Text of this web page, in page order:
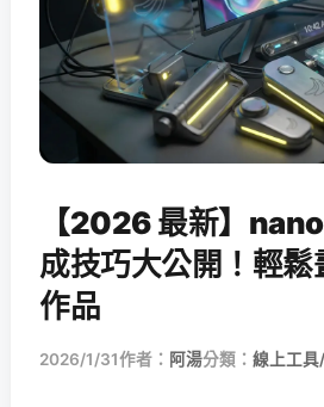
【2026 最新】
成技巧大公開！輕鬆
作品
2026/1/31作者： 阿湯分類： 線上工具